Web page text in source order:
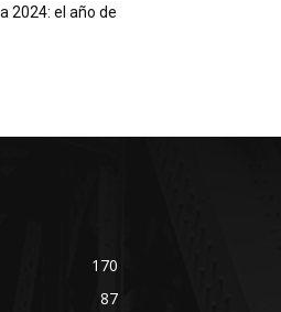
2024: el año de
170
87